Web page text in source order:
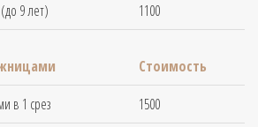
9 лет)
1100
Стоимость
в 1 срез
1500